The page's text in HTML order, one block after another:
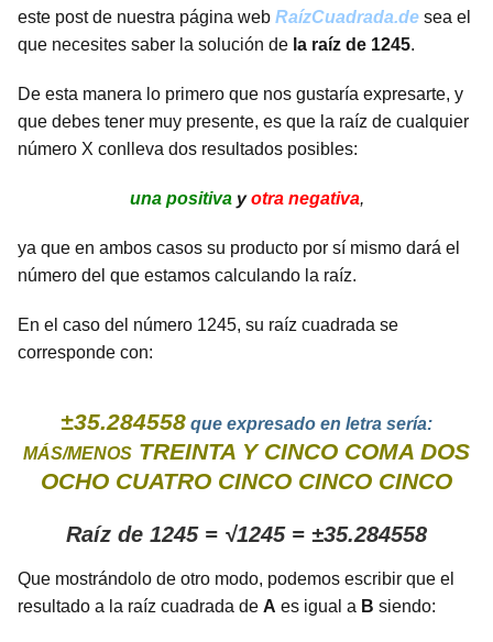
este post de nuestra página web RaízCuadrada.de sea el
que necesites saber la solución de la raíz de 1245.
De esta manera lo primero que nos gustaría expresarte, y
que debes tener muy presente, es que la raíz de cualquier
número X conlleva dos resultados posibles:
una positivayotra negativa,
ya que en ambos casos su producto por sí mismo dará el
número del que estamos calculando la raíz.
En el caso del número 1245, su raíz cuadrada se
corresponde con:
±35.284558 que expresado en letra sería:
MÁS/MENOS TREINTA Y CINCO COMA DOS
OCHO CUATRO CINCO CINCO CINCO
Raíz de 1245 = √1245 = ±35.284558
Que mostrándolo de otro modo, podemos escribir que el
resultado a la raíz cuadrada de A es igual a B siendo: